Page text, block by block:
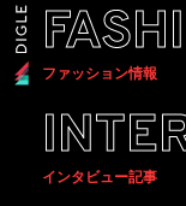
ファッション情報
インタビュー記事